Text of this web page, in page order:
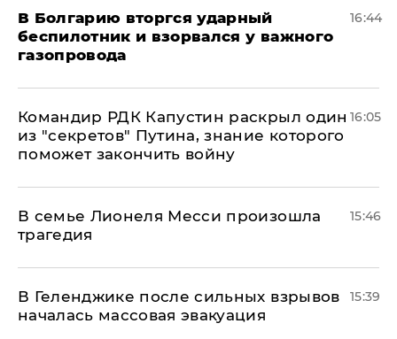
В Болгарию вторгся ударный
беспилотник и взорвался у важного
газопровода
16:44
Командир РДК Капустин раскрыл один
из "секретов" Путина, знание которого
поможет закончить войну
16:05
В семье Лионеля Месси произошла
трагедия
15:46
В Геленджике после сильных взрывов
началась массовая эвакуация
15:39